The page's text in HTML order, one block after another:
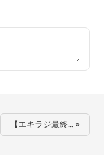
【エキラジ最終… »